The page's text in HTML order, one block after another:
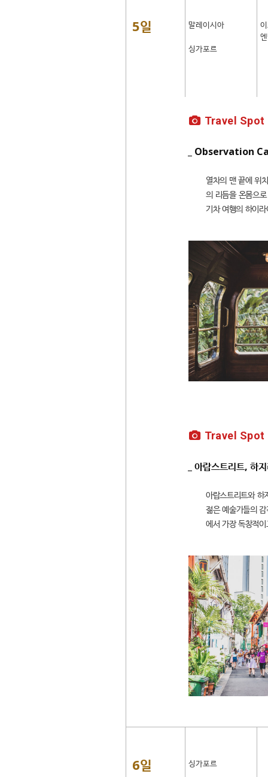
5일 말레이시아
싱가포르
Travel Spot
_ Observation
열차의 맨 끝에 위
의 리듬을 온몸으
기차 여행의 하이
Travel Spot
_ 아랍스트리트, 하
아랍스트리트와 하
젊은 예술가들의
에서 가장 독창적
6일 싱가포르